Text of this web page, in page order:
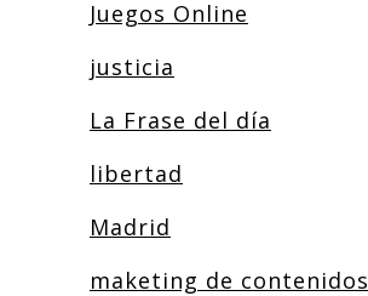
Juegos Online
justicia
La Frase del día
libertad
Madrid
maketing de contenidos